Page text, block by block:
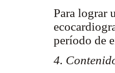
Para lograr
período de
4.